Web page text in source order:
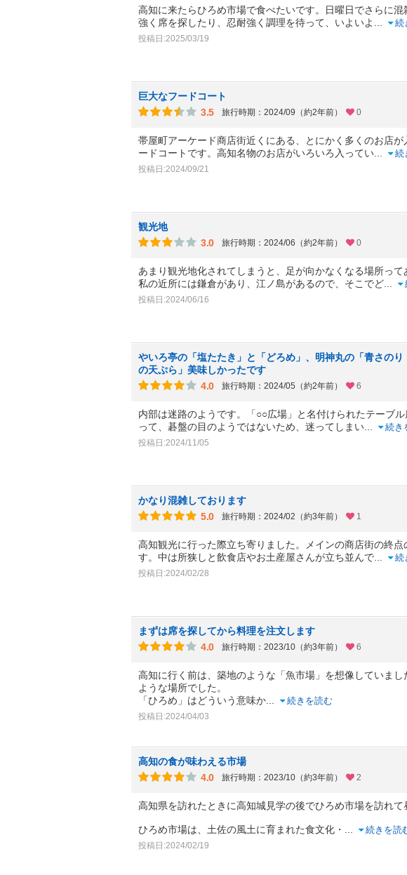
高知に来たらひろめ市場で食べたいです。日曜日でさらに
強く席を探したり、忍耐強く調理を待って、いよいよ
続
投稿日:2025/03/19
巨大なフードコート
3.5
旅行時期：2024/09（約2年前） 0
帯屋町アーケード商店街近くにある、とにかく多くのお店が
ードコートです。高知名物のお店がいろいろ入ってい
続
投稿日:2024/09/21
観光地
3.0
旅行時期：2024/06（約2年前） 0
あまり観光地化されてしまうと、足が向かなくなる場所って
私の近所には鎌倉があり、江ノ島があるので、そこでど
投稿日:2024/06/16
やいろ亭の「塩たたき」と「どろめ」、明神丸の「青さのり
の天ぷら」美味しかったです
4.0
旅行時期：2024/05（約2年前） 6
内部は迷路のようです。「○○広場」と名付けられたテーブ
って、碁盤の目のようではないため、迷ってしまい
続き
投稿日:2024/11/05
かなり混雑しております
5.0
旅行時期：2024/02（約3年前） 1
高知観光に行った際立ち寄りました。メインの商店街の終点
す。中は所狭しと飲食店やお土産屋さんが立ち並んで
続
投稿日:2024/02/28
まずは席を探してから料理を注文します
4.0
旅行時期：2023/10（約3年前） 6
高知に行く前は、築地のような「魚市場」を想像していま
ような場所でした。
「ひろめ」はどういう意味か
続きを読む
投稿日:2024/04/03
高知の食が味わえる市場
4.0
旅行時期：2023/10（約3年前） 2
高知県を訪れたときに高知城見学の後でひろめ市場を訪れて
ひろめ市場は、土佐の風土に育まれた食文化・ 続きを読
投稿日:2024/02/19